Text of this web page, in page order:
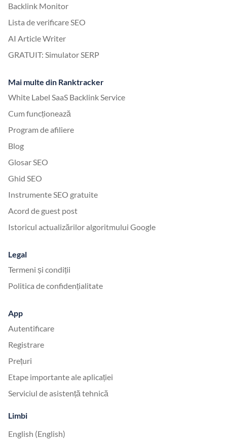
Backlink Monitor
Lista de verificare SEO
AI Article Writer
GRATUIT: Simulator SERP
Mai multe din Ranktracker
White Label SaaS Backlink Service
Cum funcționează
Program de afiliere
Blog
Glosar SEO
Ghid SEO
Instrumente SEO gratuite
Acord de guest post
Istoricul actualizărilor algoritmului Google
Legal
Termeni și condiții
Politica de confidențialitate
App
Autentificare
Registrare
Prețuri
Etape importante ale aplicației
Serviciul de asistență tehnică
Limbi
English (English)